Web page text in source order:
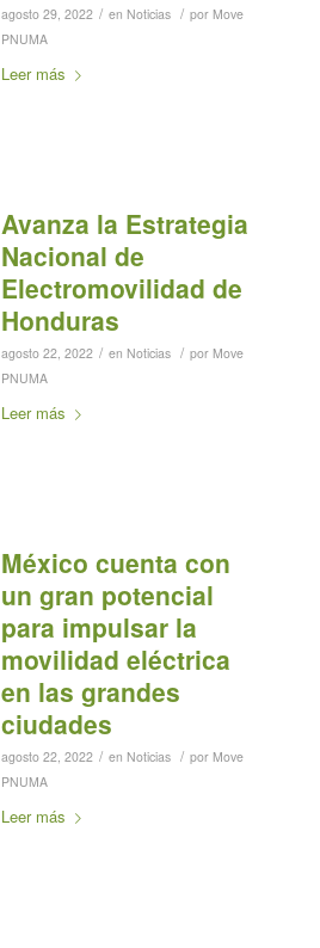
agosto 29, 2022 / en Noticias / por Move
PNUMA
Leer más
Avanza la Estrategia
Nacional de
Electromovilidad de
Honduras
agosto 22, 2022 / en Noticias / por Move
PNUMA
Leer más
México cuenta con
un gran potencial
para impulsar la
movilidad eléctrica
en las grandes
ciudades
agosto 22, 2022 / en Noticias / por Move
PNUMA
Leer más